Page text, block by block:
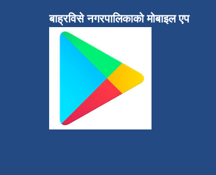
बाह्रविसे नगरपालिकाकाे माेबाइल एप